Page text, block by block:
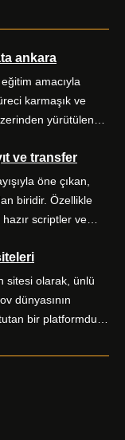
ankara
amacıyla
karmaşık ve
yürütülen
başarıyı
), Ankara
bu süreci sizin
ve transfer
öne çıkan,
biridir. Özellikle
scriptler ve
güçlü AMD
sunucular
web siteleri, bloglar
sitesi olarak, ünlü
dünyasının
bir platformdur.
içerik üretimiyle
stil önerileri ve
davet ediyor.